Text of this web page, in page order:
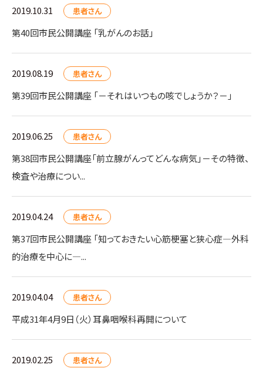
2019.10.31 患者さん
第40回市民公開講座 「乳がんのお話」
2019.08.19 患者さん
第39回市民公開講座 「－それはいつもの咳でしょうか？－」
2019.06.25 患者さん
第38回市民公開講座「前立腺がんってどんな病気」－その特徴、
検査や治療につい...
2019.04.24 患者さん
第37回市民公開講座 「知っておきたい心筋梗塞と狭心症―外科
的治療を中心に―...
2019.04.04 患者さん
平成31年4月9日（火）耳鼻咽喉科再開について
2019.02.25 患者さん